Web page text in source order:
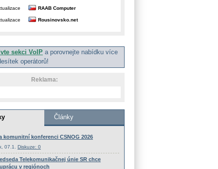
RAAB Computer
Rousinovsko.net
sekci VoIP a porovnejte nabídku více
operátorů!
Reklama: